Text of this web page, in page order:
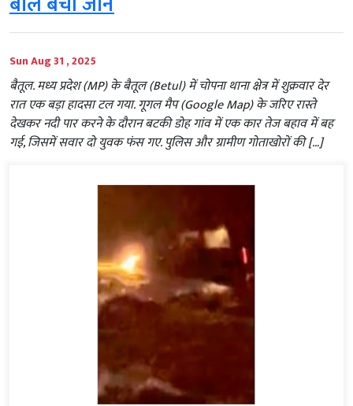
Sun Aug 31 , 2025
बैतूल. मध्य प्रदेश (MP) के बैतूल (Betul) में चोपना थाना क्षेत्र में शुक्रवार देर
रात एक बड़ा हादसा टल गया. गूगल मैप (Google Map) के जरिए रास्ते
देखकर नदी पार करने के दौरान बटकी डोह गांव में एक कार तेज बहाव में बह
गई, जिसमें सवार दो युवक फंस गए. पुलिस और ग्रामीण गोताखोरों की […]